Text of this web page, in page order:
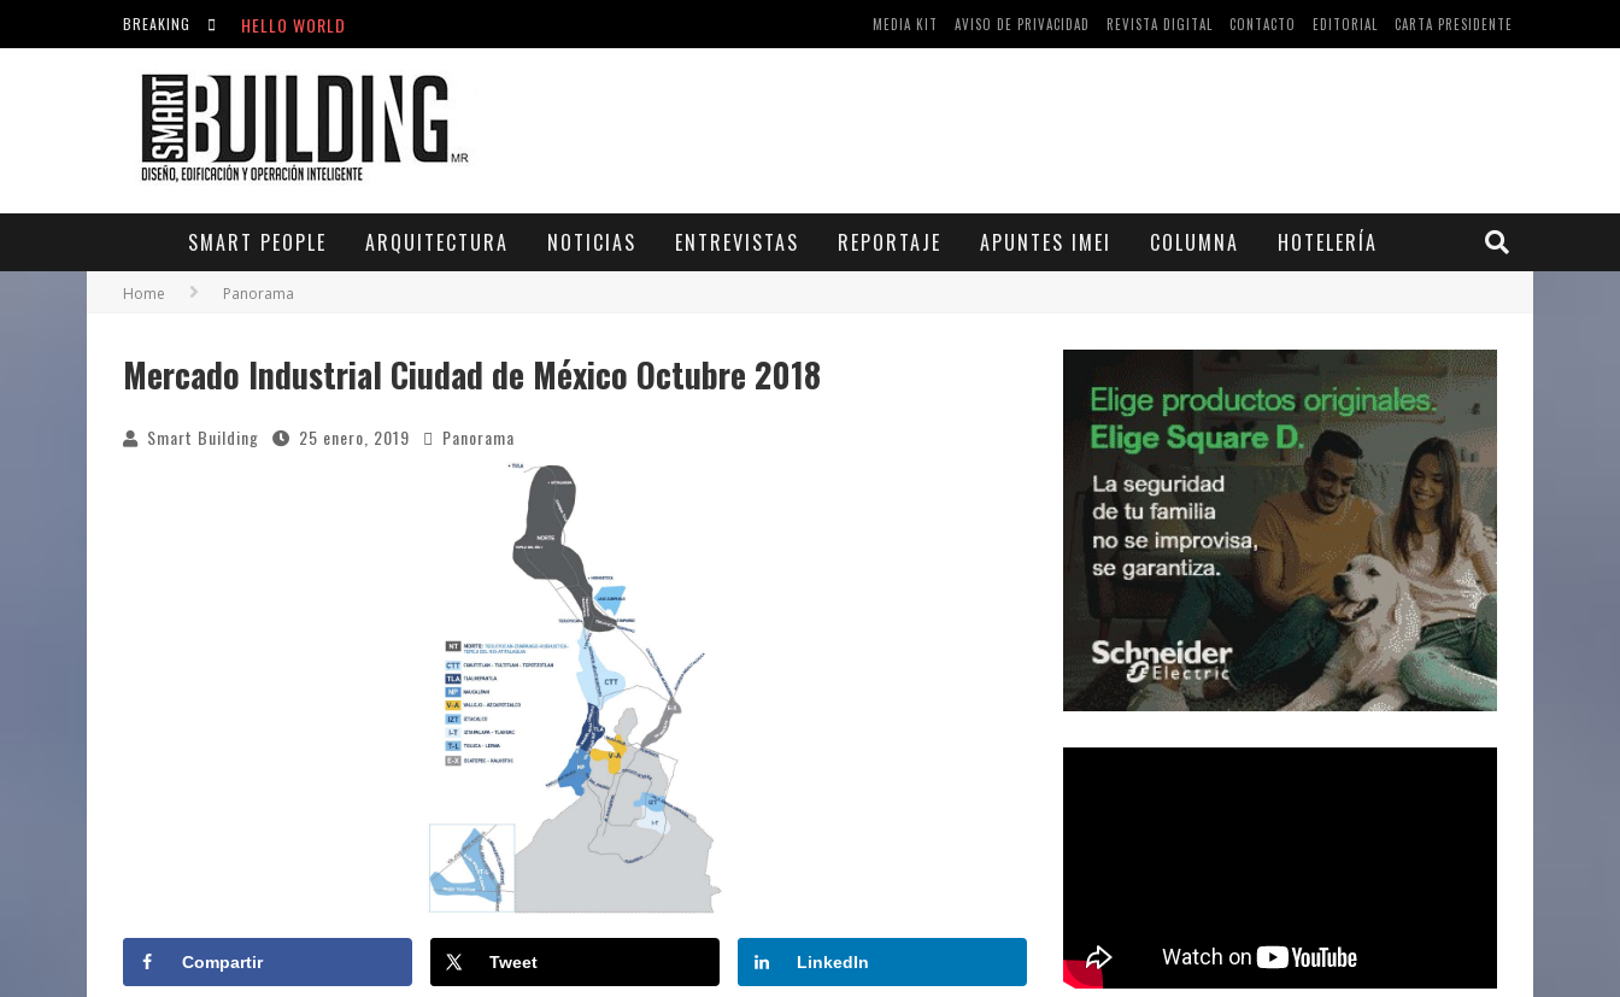
BREAKING
HELLO WORLD
ACICLOVIR EN FARMACIA VIOLÁN: CREMAS Y COMPRIMIDOS DISPONIBLES
CARTA PRESIDENTE
EDITORIAL
CONTACTO
REVISTA DIGITAL
AVISO DE PRIVACIDAD
MEDIA KIT
SMART PEOPLE ARQUITECTURA NOTICIAS ENTREVISTAS REPORTAJE APUNTES IMEI COLUMNA HOTELERÍA
Home Panorama
Mercado Industrial Ciudad de México Octubre 2018
Smart Building 25 enero, 2019 Panorama
Compartir Tweet LinkedIn